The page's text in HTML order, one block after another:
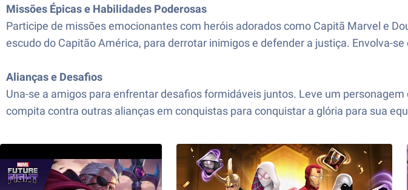
Missões Épicas e Habilidades Poderosas
Participe de missões emocionantes com heróis adorados como Capitã Marvel e
escudo do Capitão América, para derrotar inimigos e defender a justiça. Envolva-
Alianças e Desafios
Una-se a amigos para enfrentar desafios formidáveis juntos. Leve um
compita contra outras alianças em conquistas para conquistar a glória para sua